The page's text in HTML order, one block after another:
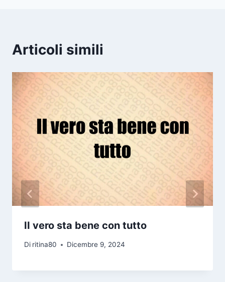
Articoli simili
II vero sta bene con tutto
Di ritina80 Dicembre 9, 2024